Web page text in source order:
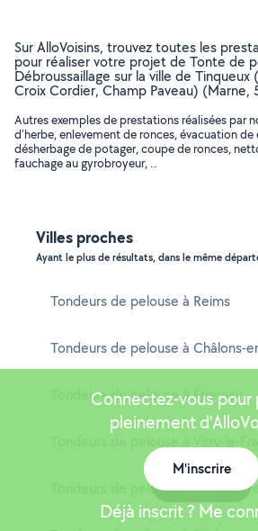
Sur AlloVoisins, trouvez toutes les
pour réaliser votre projet de Tonte de
Débroussaillage sur la ville de
Croix Cordier, Champ Paveau) (Marne,
Autres exemples de prestations réalisées par
d'herbe, enlevement de ronces, évacuation de
désherbage de potager, coupe de ronces,
fauchage au gyrobroyeur, ..
Villes proches
Ayant le plus de résultats, dans le même
Tondeurs de pelouse à Reims
Tondeurs de pelouse à Châlons-
Tondeurs de pelouse à Épernay
Tondeurs de pelouse à
Connectez-vous
pleinement
M'inscrire
Déjà inscrit ? Me